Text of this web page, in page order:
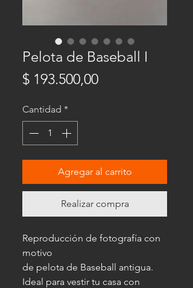
Pelota de Baseball I
$ 193.500,00Precio
Cantidad *
Agregar al carrito
Realizar compra
Reproducción de fotografía con
motivo
de pelota de Baseball antigua.
Ideal para vestir tu casa con